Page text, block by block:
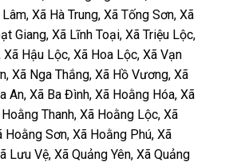
Xã Hà Trung, Xã Tống Sơn, Xã
Giang, Xã Lĩnh Toại, Xã Triệu Lộc,
Hậu Lộc, Xã Hoa Lộc, Xã Vạn
Xã Nga Thắng, Xã Hồ Vương, Xã
An, Xã Ba Đình, Xã Hoằng Hóa, Xã
Thanh, Xã Hoằng Lộc, Xã
Hoằng Sơn, Xã Hoằng Phú, Xã
Lưu Vệ, Xã Quảng Yên, Xã Quảng